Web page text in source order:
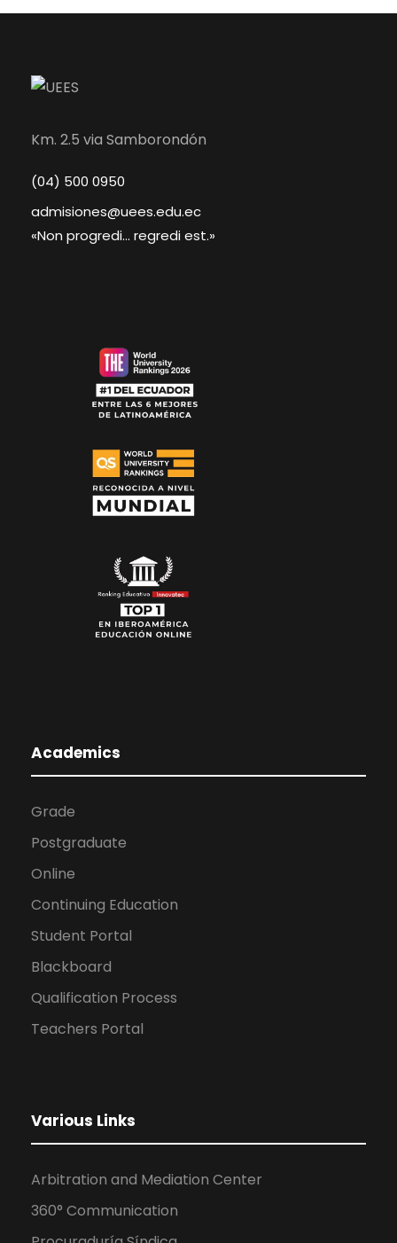
Km. 2.5 via Samborondón
(04) 500 0950
admisiones@uees.edu.ec
«Non progredi... regredi est.»
Academics
Grade
Postgraduate
Online
Continuing Education
Student Portal
Blackboard
Qualification Process
Teachers Portal
Various Links
Arbitration and Mediation Center
360° Communication